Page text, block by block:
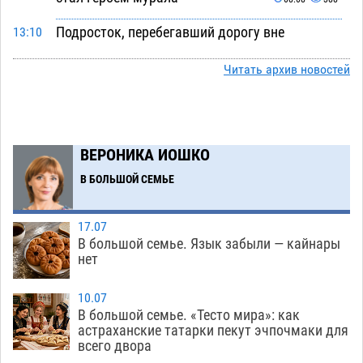
13:10
Подросток, перебегавший дорогу вне
08.08 522
08.08 340
10:51
Фаворитская ноша: астраханские
гандболисты крупно проиграли пермякам
09:00
Лидеры чеченской диаспоры в Астрахани
осудили выходку молодого лихача с улицы
Никольской
18:00
Завтра астраханцы проведут день в режиме
экстремальной температурной нагрузки
Читать архив новостей
ВЕРОНИКА ИОШКО
В БОЛЬШОЙ СЕМЬЕ
17.07
В большой семье. Язык забыли — кайнары
нет
10.07
В большой семье. «Тесто мира»: как
астраханские татарки пекут эчпочмаки для
всего двора